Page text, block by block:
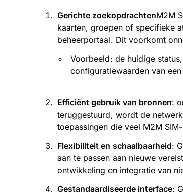
Gerichte zoekopdrachtenM2M
kaarten, groepen of specifieke
beheerportaal. Dit voorkomt
Voorbeeld: de huidige
configuratiewaarden van
Efficiënt gebruik van bronnen:
teruggestuurd, wordt de
toepassingen die veel M2M
Flexibiliteit en schaalbaarheid:
aan te passen aan nieuwe
ontwikkeling en integratie van
Gestandaardiseerde interface: